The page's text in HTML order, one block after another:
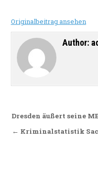
Originalbeitrag ansehen
Author:
Dresden äußert seine
← Kriminalstatistik